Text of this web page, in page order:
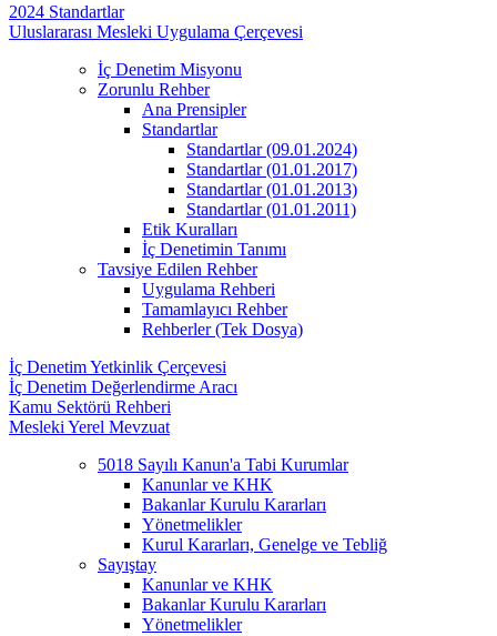
2024 Standartlar
Uluslararası Mesleki Uygulama Çerçevesi
İç Denetim Misyonu
Zorunlu Rehber
Ana Prensipler
Standartlar
Standartlar (09.01.2024)
Standartlar (01.01.2017)
Standartlar (01.01.2013)
Standartlar (01.01.2011)
Etik Kuralları
İç Denetimin Tanımı
Tavsiye Edilen Rehber
Uygulama Rehberi
Tamamlayıcı Rehber
Rehberler (Tek Dosya)
İç Denetim Yetkinlik Çerçevesi
İç Denetim Değerlendirme Aracı
Kamu Sektörü Rehberi
Mesleki Yerel Mevzuat
5018 Sayılı Kanun'a Tabi Kurumlar
Kanunlar ve KHK
Bakanlar Kurulu Kararları
Yönetmelikler
Kurul Kararları, Genelge ve Tebliğ
Sayıştay
Kanunlar ve KHK
Bakanlar Kurulu Kararları
Yönetmelikler